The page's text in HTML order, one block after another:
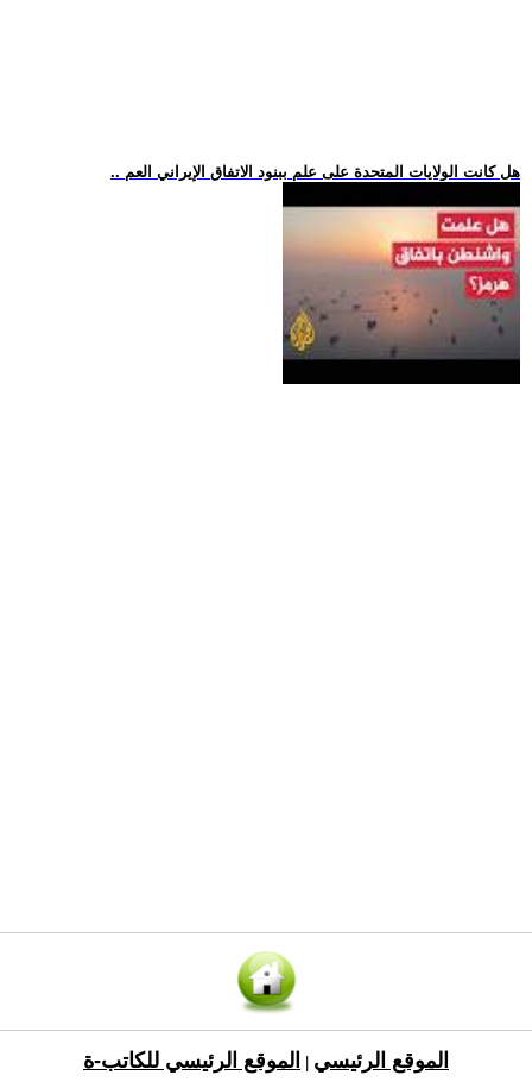
.. هل كانت الولايات المتحدة على علم ببنود الاتفاق الإيراني العم
الموقع الرئيسي الموقع الرئيسي للكاتب-ة